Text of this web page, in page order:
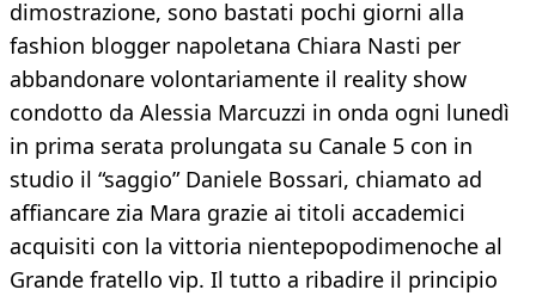
dimostrazione, sono bastati pochi giorni alla
fashion blogger napoletana Chiara Nasti per
abbandonare volontariamente il reality show
condotto da Alessia Marcuzzi in onda ogni lunedì
in prima serata prolungata su Canale 5 con in
studio il “saggio” Daniele Bossari, chiamato ad
affiancare zia Mara grazie ai titoli accademici
acquisiti con la vittoria nientepopodimenoche al
Grande fratello vip. Il tutto a ribadire il principio